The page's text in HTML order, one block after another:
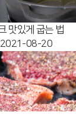
맛있게 굽는 법
2021-08-20